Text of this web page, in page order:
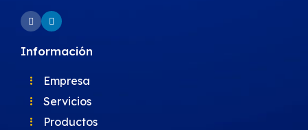
Información
Empresa
Servicios
Productos